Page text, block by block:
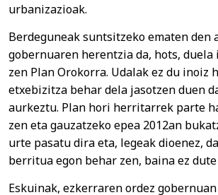
urbanizazioak.
Berdeguneak suntsitzeko ematen den
gobernuaren herentzia da, hots,
zen Plan Orokorra. Udalak ez du inoiz
etxebizitza behar dela jasotzen duen
aurkeztu. Plan hori herritarrek parte
zen eta gauzatzeko epea 2012an
urte pasatu dira eta, legeak dioenez,
berritua egon behar zen, baina ez
Eskuinak, ezkerraren ordez